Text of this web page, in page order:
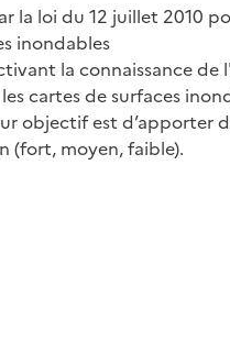
loi du 12 juillet 2010
inondables
la connaissance
cartes de surfaces
objectif est
(fort, moyen, faible).